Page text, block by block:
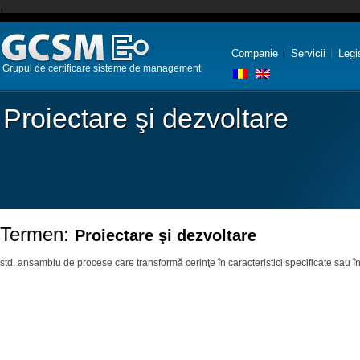
,
Grupul de certificare sisteme de management
Companie Servicii
Proiectare şi dezvoltare
Termen: Proiectare şi dezvoltare
std. ansamblu de procese care transformă cerinţe în caracteristici specificate sau